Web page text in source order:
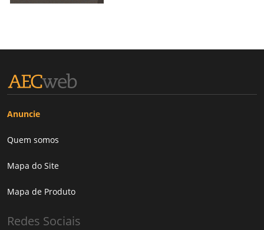
Anuncie
Quem somos
Mapa do Site
Mapa de Produto
Redes Sociais